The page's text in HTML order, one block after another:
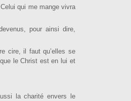
Celui qui me mange vivra
pour ainsi dire,
cire, il faut qu’elles se
le Christ est en lui et
la charité envers le